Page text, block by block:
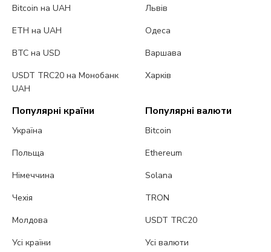
Bitcoin на UAH
ETH на UAH
BTC на USD
USDT TRC20 на Монобанк
UAH
Львів
Одеса
Варшава
Харків
Популярні країни
Україна
Польща
Німеччина
Чехія
Молдова
Усі країни
Популярні валюти
Bitcoin
Ethereum
Solana
TRON
USDT TRC20
Усі валюти